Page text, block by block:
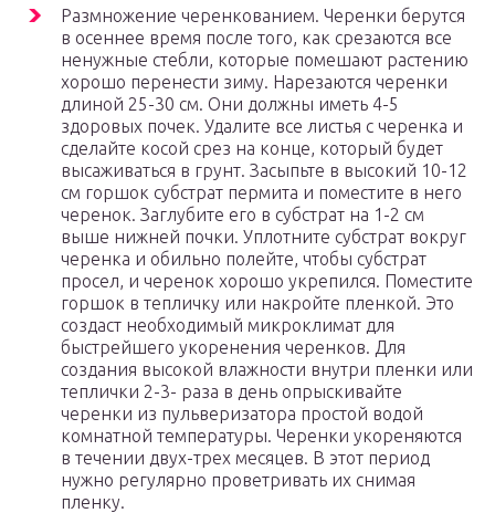
Размножение черенкованием. Черенки берутся
в осеннее время после того, как срезаются все
ненужные стебли, которые помешают растению
хорошо перенести зиму. Нарезаются черенки
длиной 25-30 см. Они должны иметь 4-5
здоровых почек. Удалите все листья с черенка и
сделайте косой срез на конце, который будет
высаживаться в грунт. Засыпьте в высокий 10-12
см горшок субстрат пермита и поместите в него
черенок. Заглубите его в субстрат на 1-2 см
выше нижней почки. Уплотните субстрат вокруг
черенка и обильно полейте, чтобы субстрат
просел, и черенок хорошо укрепился. Поместите
горшок в тепличку или накройте пленкой. Это
создаст необходимый микроклимат для
быстрейшего укоренения черенков. Для
создания высокой влажности внутри пленки или
теплички 2-3- раза в день опрыскивайте
черенки из пульверизатора простой водой
комнатной температуры. Черенки укореняются
в течении двух-трех месяцев. В этот период
нужно регулярно проветривать их снимая
пленку.